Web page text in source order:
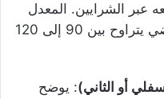
عبر الشرايين. المعدل
الطبيعي لضغط الدم الانقباضي يتراوح بين 90 إلى 120
أو الثاني): يوضح